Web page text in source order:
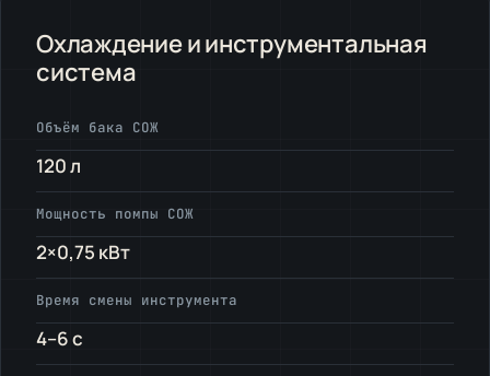
Охлаждение и инструментальная
система
Объём бака СОЖ
120 л
Мощность помпы СОЖ
2×0,75 кВт
Время смены инструмента
4–6 с